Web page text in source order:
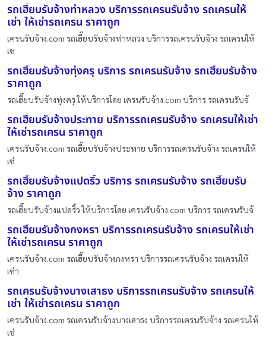
รถเฮี๊ยบรับจ้างท่าหลวง บริการรถเครนรับจ้าง รถเครนให้
เช่า ให้เช่ารถเครน ราคาถูก
เครนรับจ้าง.com รถเฮี๊ยบรับจ้างท่าหลวง บริการรถเครนรับจ้าง รถเครนให้
เช
รถเฮี๊ยบรับจ้างทุ่งครุ บริการ รถเครนรับจ้าง รถเฮี๊ยบรับจ้าง
ราคาถูก
รถเฮี๊ยบรับจ้างทุ่งครุ ให้บริการโดย เครนรับจ้าง.com บริการ รถเครนรับจ้
รถเฮี๊ยบรับจ้างประทาย บริการรถเครนรับจ้าง รถเครนให้เช่า
ให้เช่ารถเครน ราคาถูก
เครนรับจ้าง.com รถเฮี๊ยบรับจ้างประทาย บริการรถเครนรับจ้าง รถเครนให้
เช่
รถเฮี๊ยบรับจ้างแปดริ้ว บริการ รถเครนรับจ้าง รถเฮี๊ยบรับ
จ้าง ราคาถูก
รถเฮี๊ยบรับจ้างแปดริ้ว ให้บริการโดย เครนรับจ้าง.com บริการ รถเครนรับจ้
รถเฮี๊ยบรับจ้างกงหรา บริการรถเครนรับจ้าง รถเครนให้เช่า
ให้เช่ารถเครน ราคาถูก
เครนรับจ้าง.com รถเฮี๊ยบรับจ้างกงหรา บริการรถเครนรับจ้าง รถเครนให้
เช่า
รถเครนรับจ้างบางเสาธง บริการรถเครนรับจ้าง รถเครนให้
เช่า ให้เช่ารถเครน ราคาถูก
เครนรับจ้าง.com รถเครนรับจ้างบางเสาธง บริการรถเครนรับจ้าง รถเครนให้
เช่